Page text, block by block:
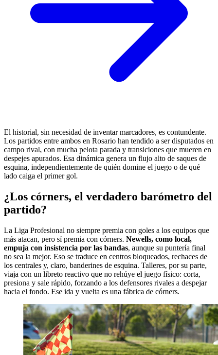
El historial, sin necesidad de inventar marcadores, es contundente.
Los partidos entre ambos en Rosario han tendido a ser disputados en
campo rival, con mucha pelota parada y transiciones que mueren en
despejes apurados. Esa dinámica genera un flujo alto de saques de
esquina, independientemente de quién domine el juego o de qué
lado caiga el primer gol.
¿Los córners, el verdadero barómetro del
partido?
La Liga Profesional no siempre premia con goles a los equipos que
más atacan, pero sí premia con córners. Newells, como local,
empuja con insistencia por las bandas, aunque su puntería final
no sea la mejor. Eso se traduce en centros bloqueados, rechaces de
los centrales y, claro, banderines de esquina. Talleres, por su parte,
viaja con un libreto reactivo que no rehúye el juego físico: corta,
presiona y sale rápido, forzando a los defensores rivales a despejar
hacia el fondo. Ese ida y vuelta es una fábrica de córners.